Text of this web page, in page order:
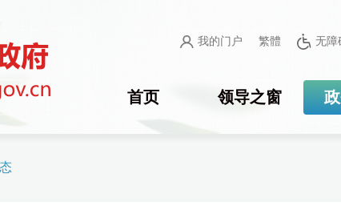
我的门户 繁體 无障
首页 领导之窗